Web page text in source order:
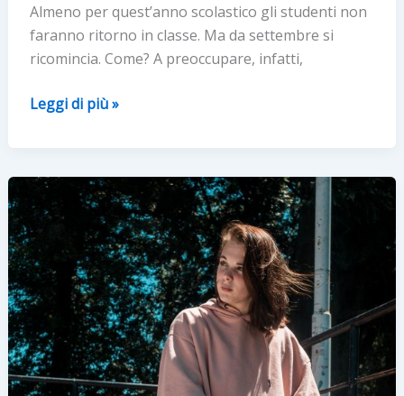
Almeno per quest’anno scolastico gli studenti non
faranno ritorno in classe. Ma da settembre si
ricomincia. Come? A preoccupare, infatti,
Scuola
da
settembre
più
attenzione
alla
qualità
dell’aria
in
aula
Leggi di più »